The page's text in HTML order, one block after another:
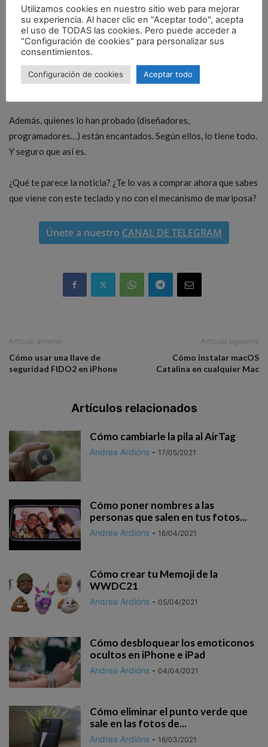
cambiar entre distintos modos y vistas.
Un guiño desde luego alMagic Keyboardque tanto nos gusta
y que ahora vendrá integrado en este
disfrutar al máximo y no tener problemas ni para escribir ni
Además, quienes lo han probado (diseñadores,
programadores…) están encantados. Según ellos, lo tiene todo.
Y seguro que así es.
¿Qué te parece la noticia? ¿Te lo vas a comprar ahora que sabes
que viene con este teclado y no con el mecanismo de mariposa?
Únete a nuestro CANAL DE TELEGRAM
Artículo anterior
Cómo usar una llave de
seguridad FIDO2 en iPhone
Artículo siguiente
Cómo instalar macOS
Catalina en cualquier Mac
Artículos relacionados
Cómo cambiarle la pila al AirTag
Andrea Ardións - 17/05/2021
Cómo poner nombres a las
personas que salen en tus fotos...
Andrea Ardións - 16/04/2021
Cómo crear tu Memoji de la
WWDC21
Andrea Ardións - 05/04/2021
Cómo desbloquear los emoticonos
ocultos en iPhone e iPad
Andrea Ardións - 04/04/2021
Cómo eliminar el punto verde que
sale en las fotos de...
Andrea Ardións - 16/03/2021
Utilizamos cookies en nuestro sitio web para mejorar
su experiencia. Al hacer clic en "Aceptar todo", acepta
el uso de TODAS las cookies. Pero puede acceder a
"Configuración de cookies" para personalizar sus
consentimientos.
Configuración de cookies Aceptar todo